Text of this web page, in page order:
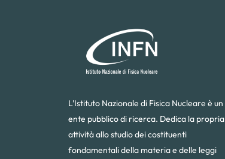
L’Istituto Nazionale di Fisica Nucleare è un
ente pubblico di ricerca. Dedica la propria
attività allo studio dei costituenti
fondamentali della materia e delle leggi